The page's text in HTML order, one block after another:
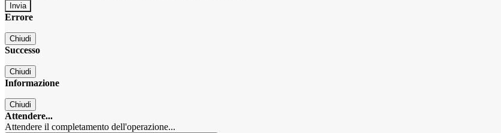
Errore
Chiudi
Successo
Chiudi
Informazione
Chiudi
Attendere...
Attendere il completamento dell'operazione...